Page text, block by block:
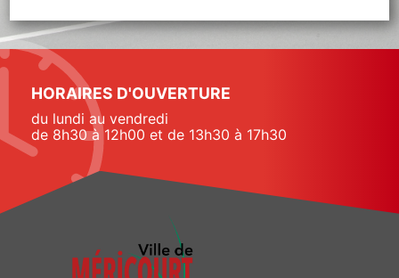
HORAIRES D'OUVERTURE
du lundi au vendredi
de 8h30 à 12h00 et de 13h30 à 17h30